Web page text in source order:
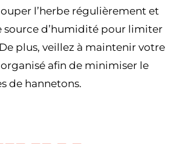
l’herbe régulièrement et
d’humidité pour limiter
plus, veillez à maintenir votre
afin de minimiser le
de hannetons.